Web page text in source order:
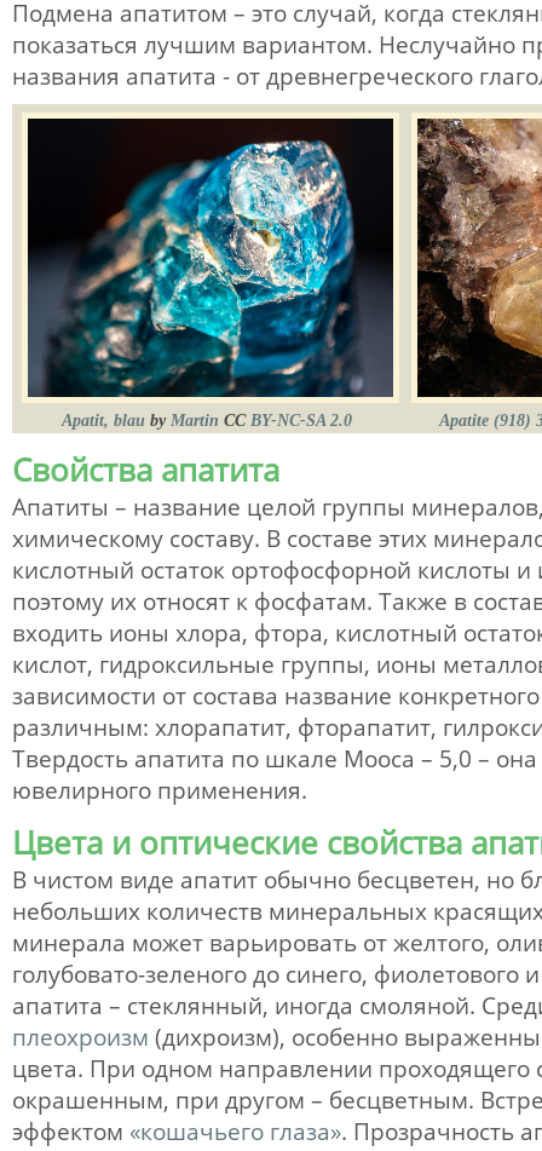
Подмена апатитом – это случай, когда
показаться лучшим вариантом. Неслучайно
названия апатита - от древнегреческого
Apatit, blau byMartin CCBY-NC-SA 2.0 Apatite (918)
Свойства апатита
Апатиты – название целой группы
химическому составу. В составе этих
кислотный остаток ортофосфорной кислоты
поэтому их относят к фосфатам. Также в
входить ионы хлора, фтора, кислотный
кислот, гидроксильные группы, ионы
зависимости от состава название
различным: хлорапатит, фторапатит,
Твердость апатита по шкале Мооса – 5,0 –
ювелирного применения.
Цвета и оптические свойства
В чистом виде апатит обычно бесцветен, но
небольших количеств минеральных
минерала может варьировать от желтого,
голубовато-зеленого до синего, фиолетового
апатита – стеклянный, иногда смоляной.
плеохроизм (дихроизм), особенно
цвета. При одном направлении проходящего
окрашенным, при другом – бесцветным.
эффектом «кошачьего глаза». Прозрачность